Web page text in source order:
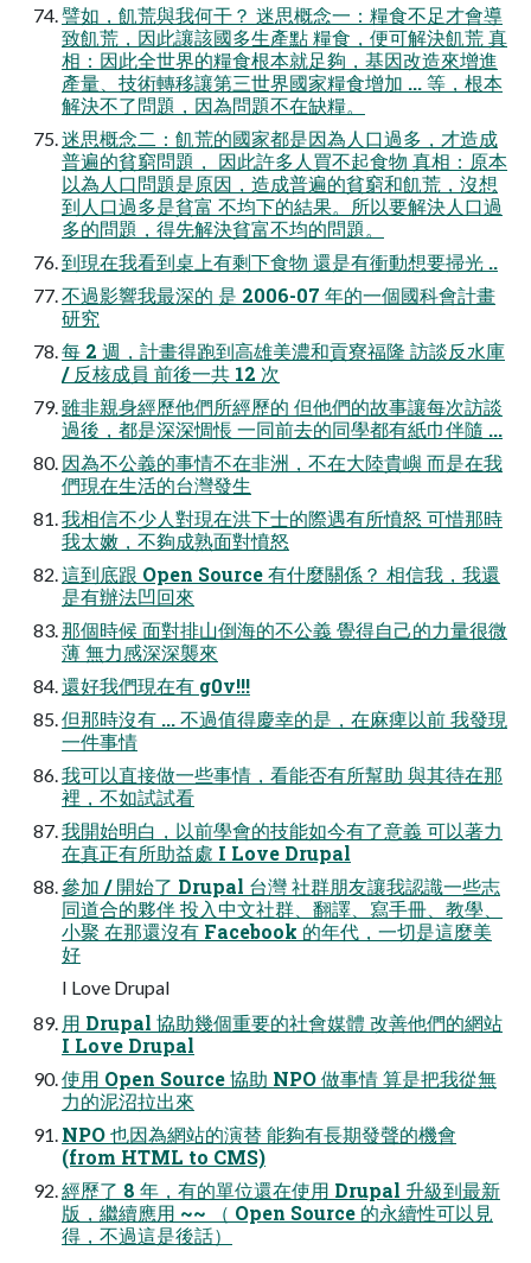
譬如，飢荒與我何干？ 迷思概念一：糧食不足才會導
致飢荒，因此讓該國多生產點 糧食，便可解決飢荒 真
相：因此全世界的糧食根本就足夠，基因改造來增進
產量、技術轉移讓第三世界國家糧食增加 ... 等，根本
解決不了問題，因為問題不在缺糧。
迷思概念二：飢荒的國家都是因為人口過多，才造成
普遍的貧窮問題， 因此許多人買不起食物 真相：原本
以為人口問題是原因，造成普遍的貧窮和飢荒，沒想
到人口過多是貧富 不均下的結果。所以要解決人口過
多的問題，得先解決貧富不均的問題。
到現在我看到桌上有剩下食物 還是有衝動想要掃光 ..
不過影響我最深的 是 2006-07 年的一個國科會計畫
研究
每 2 週，計畫得跑到高雄美濃和貢寮福隆 訪談反水庫
/ 反核成員 前後一共 12 次
雖非親身經歷他們所經歷的 但他們的故事讓每次訪談
過後，都是深深惆悵 一同前去的同學都有紙巾伴隨 ...
因為不公義的事情不在非洲，不在大陸貴嶼 而是在我
們現在生活的台灣發生
我相信不少人對現在洪下士的際遇有所憤怒 可惜那時
我太嫩，不夠成熟面對憤怒
這到底跟 Open Source 有什麼關係？ 相信我，我還
是有辦法凹回來
那個時候 面對排山倒海的不公義 覺得自己的力量很微
薄 無力感深深襲來
還好我們現在有 g0v!!!
但那時沒有 ... 不過值得慶幸的是，在麻痺以前 我發現
一件事情
我可以直接做一些事情，看能否有所幫助 與其待在那
裡，不如試試看
我開始明白，以前學會的技能如今有了意義 可以著力
在真正有所助益處 I Love Drupal
參加 / 開始了 Drupal 台灣 社群朋友讓我認識一些志
同道合的夥伴 投入中文社群、翻譯、寫手冊、教學、
小聚 在那還沒有 Facebook 的年代，一切是這麼美
好
I Love Drupal
用 Drupal 協助幾個重要的社會媒體 改善他們的網站
I Love Drupal
使用 Open Source 協助 NPO 做事情 算是把我從無
力的泥沼拉出來
NPO 也因為網站的演替 能夠有長期發聲的機會
(from HTML to CMS)
經歷了 8 年，有的單位還在使用 Drupal 升級到最新
版，繼續應用 ~~ （ Open Source 的永續性可以見
得，不過這是後話）